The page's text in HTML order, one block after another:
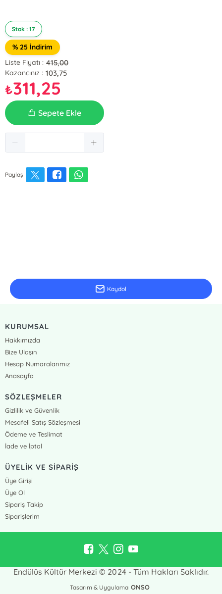
Stok : 17
% 25 İndirim
Liste Fiyatı : 415,00
Kazancınız : 103,75
₺311,25
Sepete Ekle
Paylaş
Kaydol
KURUMSAL
Hakkımızda
Bize Ulaşın
Hesap Numaralarımız
Anasayfa
SÖZLEŞMELER
Gizlilik ve Güvenlik
Mesafeli Satış Sözleşmesi
Ödeme ve Teslimat
İade ve İptal
ÜYELİK VE SİPARİŞ
Üye Girişi
Üye Ol
Sipariş Takip
Siparişlerim
Endülüs Kültür Merkezi © 2024 - Tüm Hakları Saklıdır.
Tasarım & Uygulama ONSO